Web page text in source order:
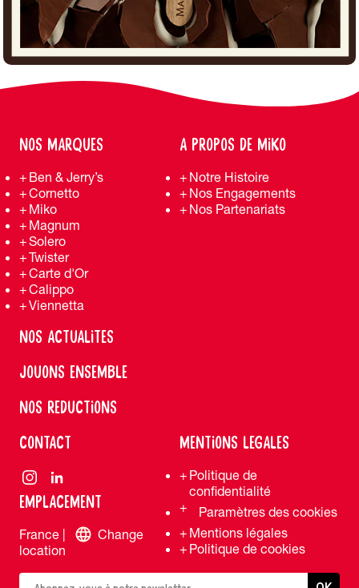
NOS MARQUES
Ben & Jerry’s
Cornetto
Miko
Magnum
Solero
Twister
Carte d'Or
Calippo
Viennetta
A PROPOS DE MIKO
Notre Histoire
Nos Engagements
Nos Partenariats
NOS ACTUALITES
JOUONS ENSEMBLE
NOS REDUCTIONS
MENTIONS LEGALES
Politique de
confidentialité
Paramètres des cookies
Mentions légales
Politique de cookies
CONTACT
EMPLACEMENT
France |
Change
location